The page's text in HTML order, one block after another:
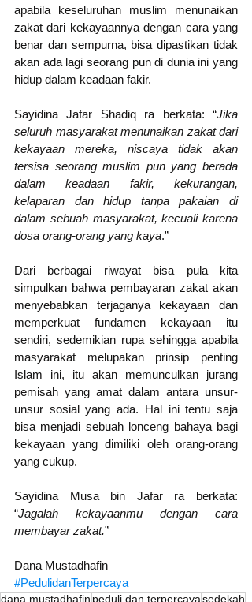
apabila keseluruhan muslim menunaikan
zakat dari kekayaannya dengan cara yang
benar dan sempurna, bisa dipastikan tidak
akan ada lagi seorang pun di dunia ini yang
hidup dalam keadaan fakir.
Sayidina Jafar Shadiq ra berkata: “Jika
seluruh masyarakat menunaikan zakat dari
kekayaan mereka, niscaya tidak akan
tersisa seorang muslim pun yang berada
dalam keadaan fakir, kekurangan,
kelaparan dan hidup tanpa pakaian di
dalam sebuah masyarakat, kecuali karena
dosa orang-orang yang kaya.”
Dari berbagai riwayat bisa pula kita
simpulkan bahwa pembayaran zakat akan
menyebabkan terjaganya kekayaan dan
memperkuat fundamen kekayaan itu
sendiri, sedemikian rupa sehingga apabila
masyarakat melupakan prinsip penting
Islam ini, itu akan memunculkan jurang
pemisah yang amat dalam antara unsur-
unsur sosial yang ada. Hal ini tentu saja
bisa menjadi sebuah lonceng bahaya bagi
kekayaan yang dimiliki oleh orang-orang
yang cukup.
Sayidina Musa bin Jafar ra berkata:
“Jagalah kekayaanmu dengan cara
membayar zakat.”
Dana Mustadhafin
#PedulidanTerpercaya
dana mustadhafin peduli dan terpercayasedekah